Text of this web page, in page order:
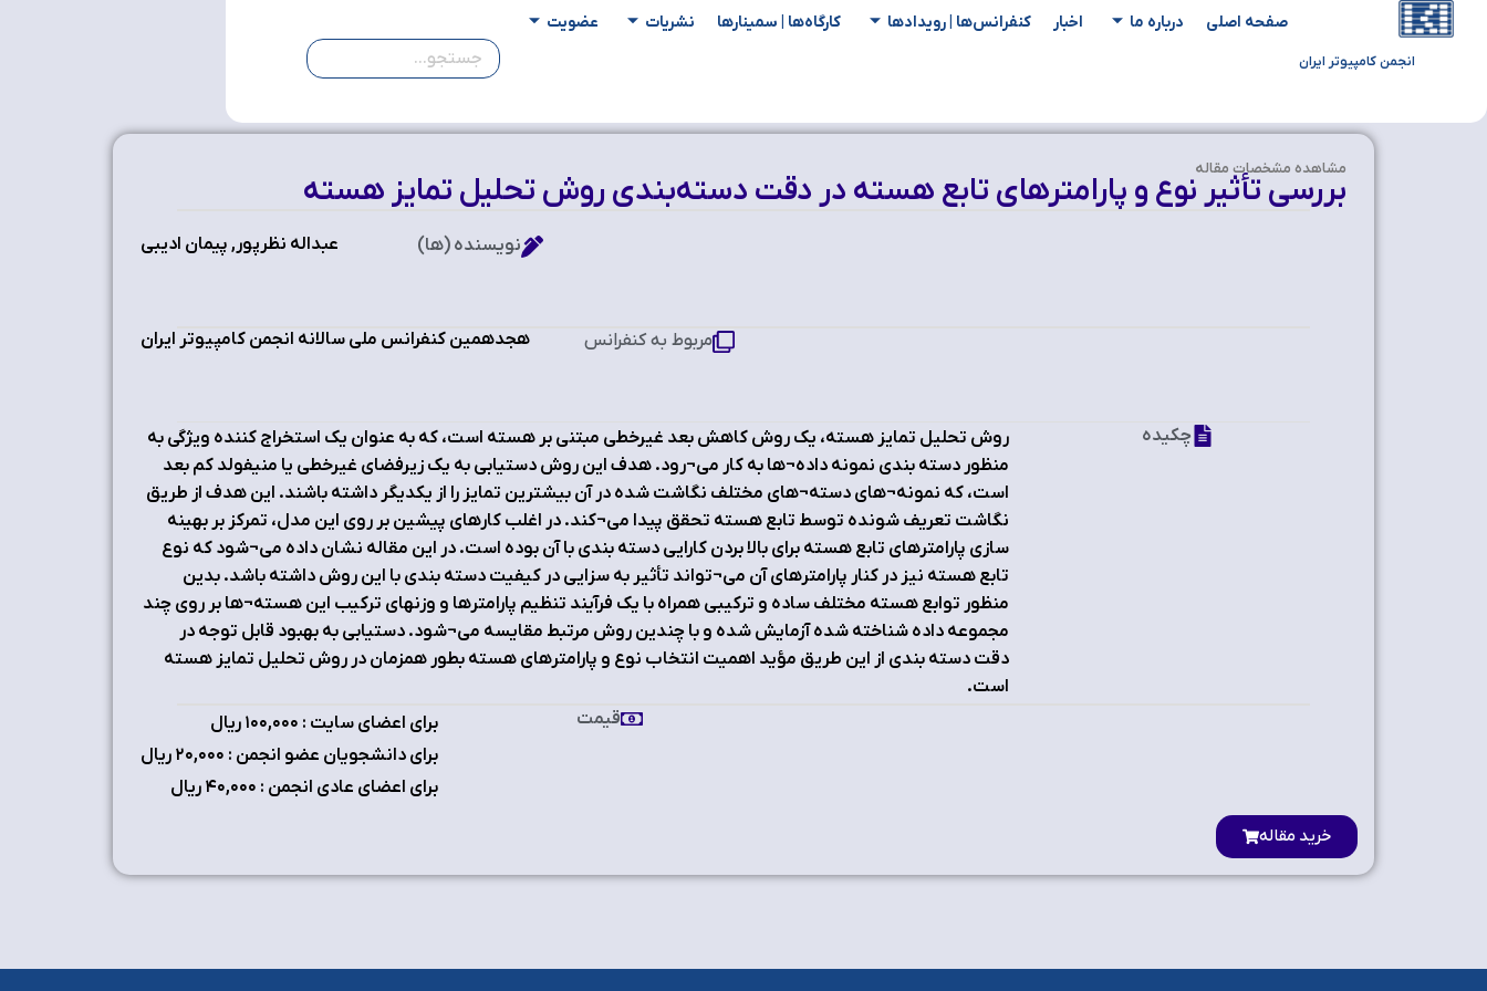
انجمن کامپیوتر ایران
صفحه اصلی درباره ما اخبار کنفرانس‌ها | رویدادها کارگاه‌ها | سمینار‌ها نشریات عضویت
مشاهده‌ مشخصات مقاله
بررسی تأثیر نوع و پارامترهای تابع هسته در دقت دسته‌بندی روش تحلیل تمایز هسته
عبداله نظرپور, پیمان ادیبی نویسنده (ها)
هجدهمین کنفرانس ملی سالانه انجمن کامپیوتر ایران مربوط به کنفرانس
روش تحلیل تمایز هسته، یک روش کاهش بعد غیرخطی مبتنی بر هسته است، که به عنوان یک استخراج کننده ویژگی به
منظور دسته بندی نمونه داده¬ها به کار می¬رود. هدف این روش دستیابی به یک زیرفضای غیرخطی یا منیفولد کم بعد
است، که نمونه¬های دسته¬های مختلف نگاشت شده در آن بیشترین تمایز را از یکدیگر داشته باشند. این هدف از طریق
نگاشت تعریف شونده توسط تابع هسته تحقق پیدا می¬کند. در اغلب کارهای پیشین بر روی این مدل، تمرکز بر بهینه
سازی پارامترهای تابع هسته برای بالا بردن کارایی دسته بندی با آن بوده است. در این مقاله نشان داده می¬شود که نوع
تابع هسته نیز در کنار پارامترهای آن می¬تواند تأثیر به سزایی در کیفیت دسته بندی با این روش داشته باشد. بدین
منظور توابع هسته مختلف ساده و ترکیبی همراه با یک فرآیند تنظیم پارامترها و وزنهای ترکیب این هسته¬ها بر روی چند
مجموعه داده شناخته شده آزمایش شده و با چندین روش مرتبط مقایسه می¬شود. دستیابی به بهبود قابل توجه در
دقت دسته بندی از این طریق مؤید اهمیت انتخاب نوع و پارامترهای هسته بطور همزمان در روش تحلیل تمایز هسته
است.
چکیده
برای اعضای سایت : ۱٠٠,٠٠٠ ریال
برای دانشجویان عضو انجمن : ۲٠,٠٠٠ ریال
برای اعضای عادی انجمن : ۴٠,٠٠٠ ریال
قیمت
خرید مقاله